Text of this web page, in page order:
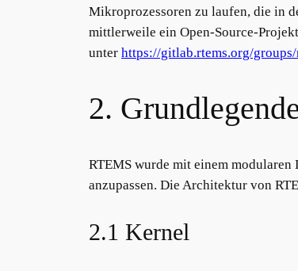
Mikroprozessoren zu laufen, die in
mittlerweile ein Open-Source-
unter https://gitlab.rtems.org/
2.
RTEMS wurde mit einem
anzupassen. Die Architektur von
2.1 Kernel